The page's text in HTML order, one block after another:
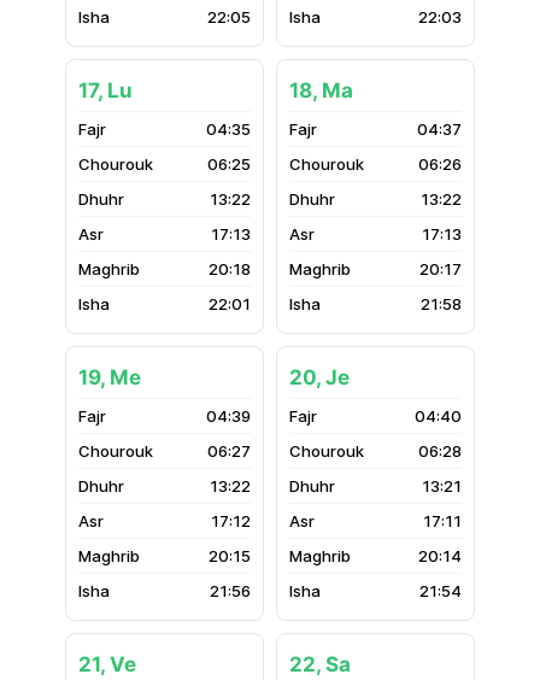
22:05 22:03
17, Lu
04:35
06:25
13:22
17:13
20:18
22:01
18, Ma
04:37
06:26
13:22
17:13
20:17
21:58
19, Me
04:39
06:27
13:22
17:12
20:15
21:56
20, Je
04:40
06:28
13:21
17:11
20:14
21:54
21, Ve 22, Sa